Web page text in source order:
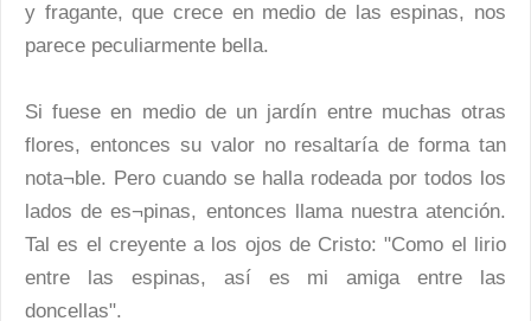
y fragante, que crece en medio de las espinas, nos
parece peculiarmente bella.
Si fuese en medio de un jardín entre muchas otras
flores, entonces su valor no resaltaría de forma tan
nota¬ble. Pero cuando se halla rodeada por todos los
lados de es¬pinas, entonces llama nuestra atención.
Tal es el creyente a los ojos de Cristo: "Como el lirio
entre las espinas, así es mi amiga entre las
doncellas".